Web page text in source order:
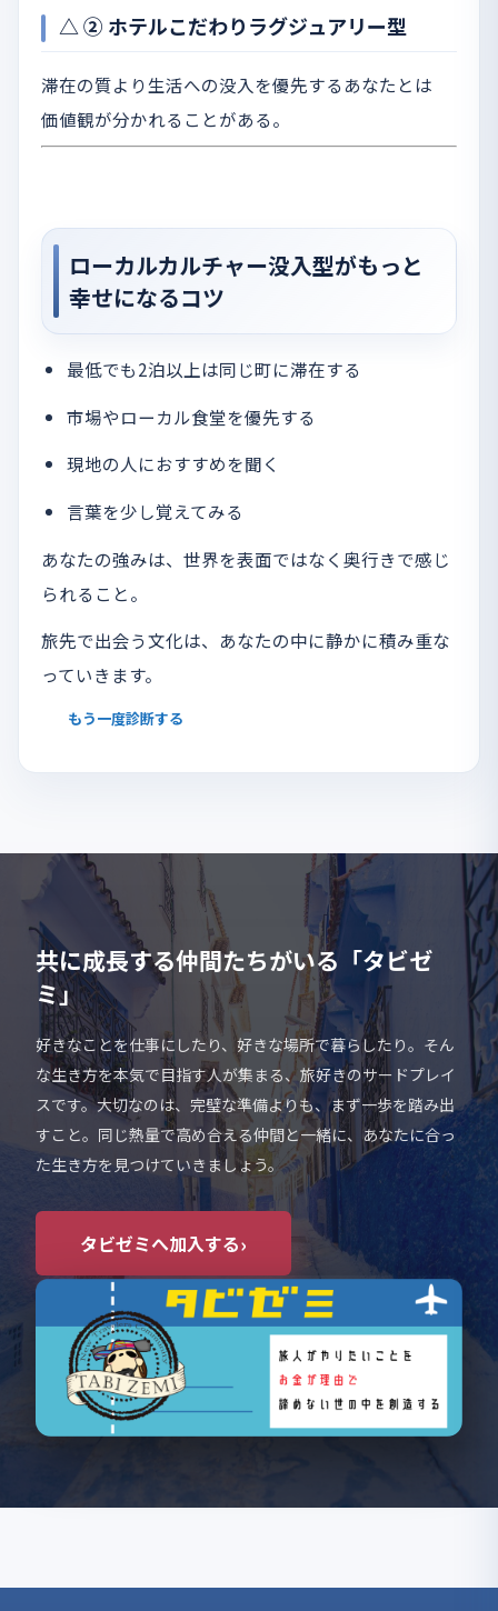
△ ② ホテルこだわりラグジュアリー型
滞在の質より生活への没入を優先するあなたとは
価値観が分かれることがある。
ローカルカルチャー没入型がもっと
幸せになるコツ
最低でも2泊以上は同じ町に滞在する
市場やローカル食堂を優先する
現地の人におすすめを聞く
言葉を少し覚えてみる
あなたの強みは、世界を表面ではなく奥行きで感じ
られること。
旅先で出会う文化は、あなたの中に静かに積み重な
っていきます。
もう一度診断する
共に成長する仲間たちがいる「タビゼ
ミ」
好きなことを仕事にしたり、好きな場所で暮らしたり。そん
な生き方を本気で目指す人が集まる、旅好きのサードプレイ
スです。大切なのは、完璧な準備よりも、まず一歩を踏み出
すこと。同じ熱量で高め合える仲間と一緒に、あなたに合っ
た生き方を見つけていきましょう。
タビゼミへ加入する›